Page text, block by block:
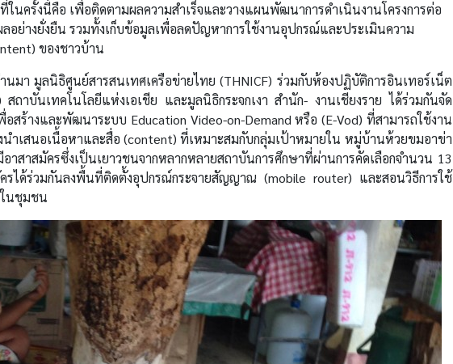
ในครั้งนี้คือ เพื่อติดตามผลความสำเร็จและวางแผนพัฒนาการดำเนินงานโครงการต่อ
ย่างยั่งยืน รวมทั้งเก็บข้อมูลเพื่อลดปัญหาการใช้งานอุปกรณ์และประเมินความ
ของชาวบ้าน
มา มูลนิธิศูนย์สารสนเทศเครือข่ายไทย (THNICF) ร่วมกับห้องปฏิบัติการอินเทอร์เน็ต
ถาบันเทคโนโลยีแห่งเอเชีย และมูลนิธิกระจกเงา สำนัก- งานเชียงราย ได้ร่วมกันจัด
อสร้างและพัฒนาระบบ Education Video-on-Demand หรือ (E-Vod) ที่สามารถใช้งาน
นำเสนอเนื้อหาและสื่อ (content) ที่เหมาะสมกับกลุ่มเป้าหมายใน หมู่บ้านห้วยขมอาข่า
าสาสมัครซึ่งเป็นเยาวชนจากหลากหลายสถาบันการศึกษาที่ผ่านการคัดเลือกจำนวน 13
ครได้ร่วมกันลงพื้นที่ติดตั้งอุปกรณ์กระจายสัญญาณ (mobile router) และสอนวิธีการใช้
นชุมชน